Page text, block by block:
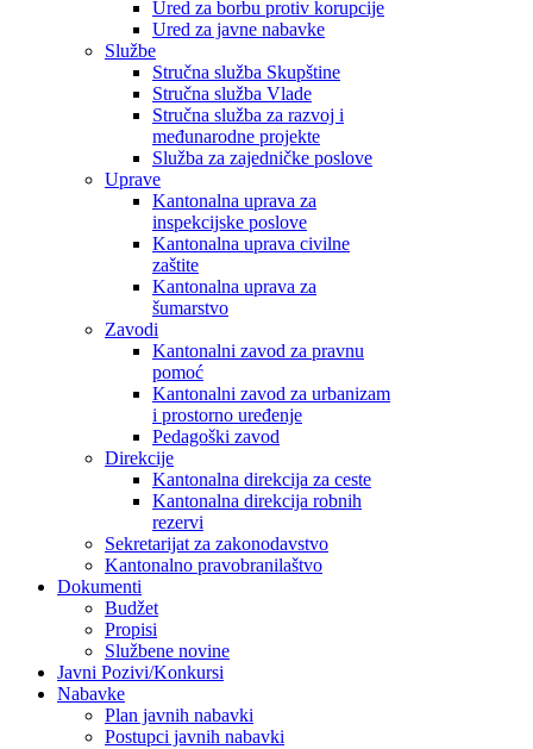
Ured za borbu protiv korupcije
Ured za javne nabavke
Službe
Stručna služba Skupštine
Stručna služba Vlade
Stručna služba za razvoj i
međunarodne projekte
Služba za zajedničke poslove
Uprave
Kantonalna uprava za
inspekcijske poslove
Kantonalna uprava civilne
zaštite
Kantonalna uprava za
šumarstvo
Zavodi
Kantonalni zavod za pravnu
pomoć
Kantonalni zavod za urbanizam
i prostorno uređenje
Pedagoški zavod
Direkcije
Kantonalna direkcija za ceste
Kantonalna direkcija robnih
rezervi
Sekretarijat za zakonodavstvo
Kantonalno pravobranilaštvo
Dokumenti
Budžet
Propisi
Službene novine
Javni Pozivi/Konkursi
Nabavke
Plan javnih nabavki
Postupci javnih nabavki